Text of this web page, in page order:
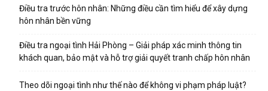
Điều tra trước hôn nhân: Những điều cần tìm hiểu để xây dựng
hôn nhân bền vững
Điều tra ngoại tình Hải Phòng – Giải pháp xác minh thông tin
khách quan, bảo mật và hỗ trợ giải quyết tranh chấp hôn nhân
Theo dõi ngoại tình như thế nào để không vi phạm pháp luật?